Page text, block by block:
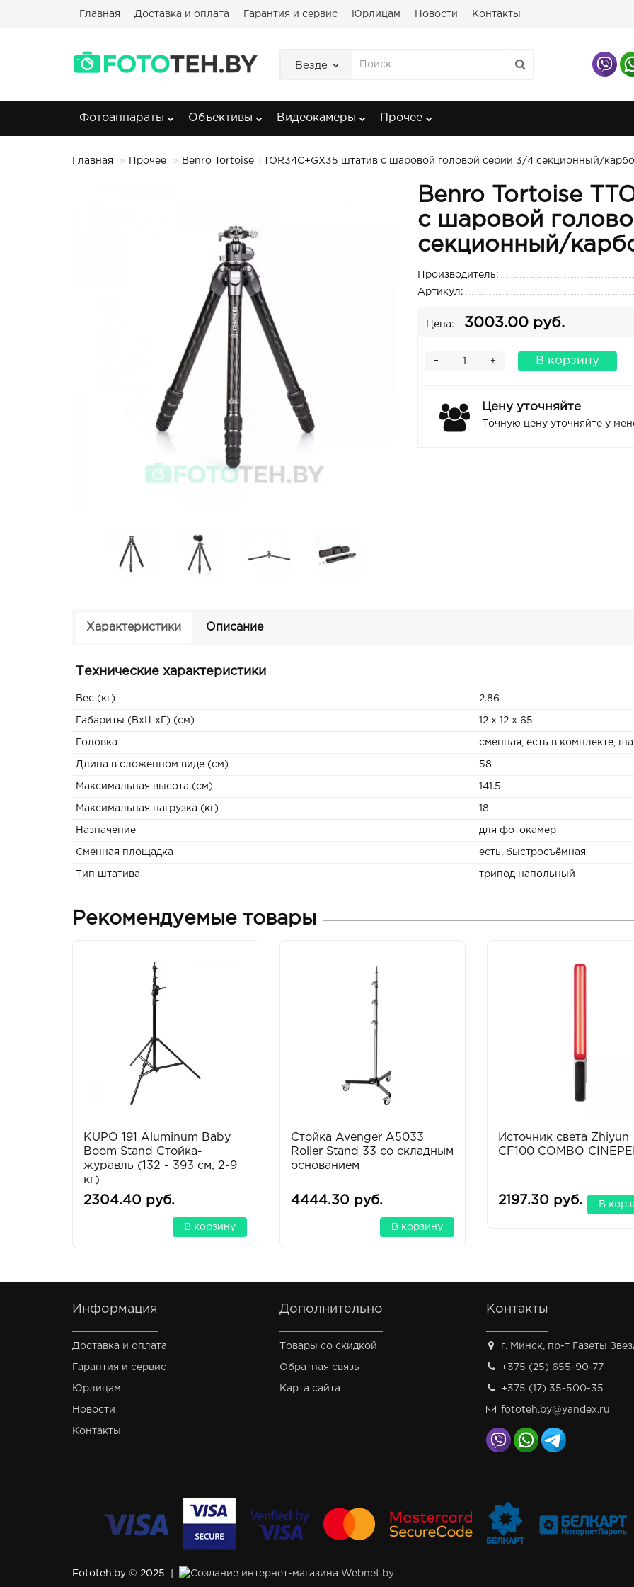
Главная Доставка и оплата Гарантия и сервис Юрлицам Новости Контакты
Везде
Фотоаппараты Объективы Видеокамеры Прочее
Главная Прочее Benro Tortoise TTOR34C+GX35 штатив с шаровой головой серии 3/4 секционный/
Benro Tortoise
с шаровой
секционный/
Производитель:
Артикул:
Цена: 3003.00 руб.
+
- В корзину
Цену уточняйте
Точную цену уточняйте у
Характеристики Описание
Технические характеристики
Вес (кг) 2.86
Габариты (ВxШxГ) (см) 12 x 12 x 65
Головка сменная, есть в комплекте,
Длина в сложенном виде (см) 58
Максимальная высота (см) 141.5
Максимальная нагрузка (кг) 18
Назначение для фотокамер
Сменная площадка есть, быстросъёмная
Тип штатива трипод напольный
Рекомендуемые товары
KUPO 191 Aluminum Baby
Boom Stand Стойка-
журавль (132 - 393 см, 2-9
кг)
2304.40 руб.
В корзину
Стойка Avenger A5033
Roller Stand 33 со складным
основанием
4444.30 руб.
В корзину
Источник света Zhiyun
CF100 COMBO
2197.30 руб. В
Информация
Доставка и оплата
Гарантия и сервис
Юрлицам
Новости
Контакты
Дополнительно
Товары со скидкой
Обратная связь
Карта сайта
Контакты
г. Минск, пр-т Газеты
+375 (25) 655-90-77
+375 (17) 35-500-35
fototeh.by@yandex.ru
Fototeh.by © 2025 | Создание интернет-магазина Webnet.by